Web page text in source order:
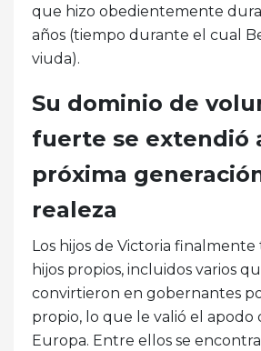
que hizo obedientemente
años (tiempo durante el cual
viuda).
Su dominio de
fuerte se extendió
próxima
realeza
Los hijos de Victoria
hijos propios, incluidos varios
convirtieron en gobernantes
propio, lo que le valió el apodo
Europa. Entre ellos se